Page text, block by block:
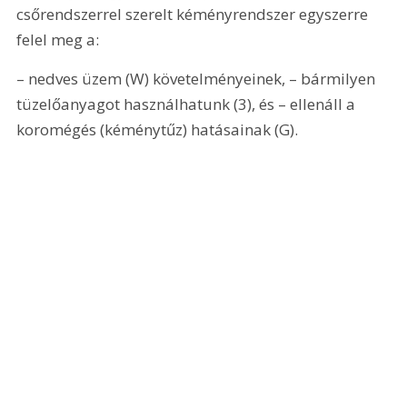
csőrendszerrel szerelt kéményrendszer egyszerre
felel meg a:
– nedves üzem (W) követelményeinek, – bármilyen
tüzelőanyagot használhatunk (3), és – ellenáll a
koromégés (kéménytűz) hatásainak (G).